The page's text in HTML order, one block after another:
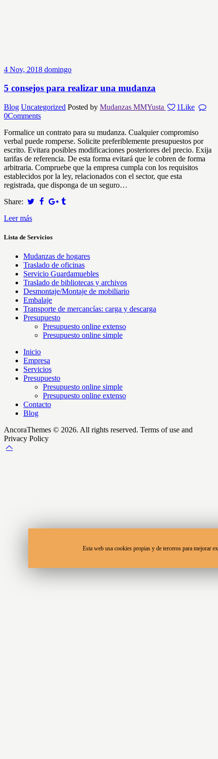
4 Nov, 2018 domingo
5 consejos para realizar una mudanza
Blog Uncategorized Posted by Mudanzas MMYusta 1Like
0Comments
Formalice un contrato para su mudanza. Cualquier compromiso
verbal puede romperse. Solicite preferiblemente presupuestos por
escrito. Evitara posibles modificaciones posteriores del precio. Exija
tarifas de referencia. De esta forma evitará que le cobren de forma
arbitraria. Compruebe que la empresa cumpla con los requisitos
establecidos por la ley, relacionados con el sector, que esta
registrada, que disponga de un seguro…
Share:
Leer más
Lista de Servicios
Mudanzas de hogares
Traslado de oficinas
Servicio Guardamuebles
Traslado de bibliotecas y archivos
Desmontaje/Montaje de mobiliario
Embalaje
Transporte de mercancías: carga y descarga
Presupuesto
Presupuesto online extenso
Presupuesto online simple
Inicio
Empresa
Servicios
Presupuesto
Presupuesto online simple
Presupuesto online extenso
Contacto
Blog
AncoraThemes © 2026. All rights reserved. Terms of use and
Privacy Policy
Esta web usa cookies propias y de terceros para mejorar